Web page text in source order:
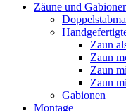
Zäune und
Zaun
Zaun
Zaun
Zaun
Gabionen
Montage